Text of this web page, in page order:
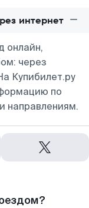
интернет
онлайн,
через
Купибилет.ру
по
направлениям.